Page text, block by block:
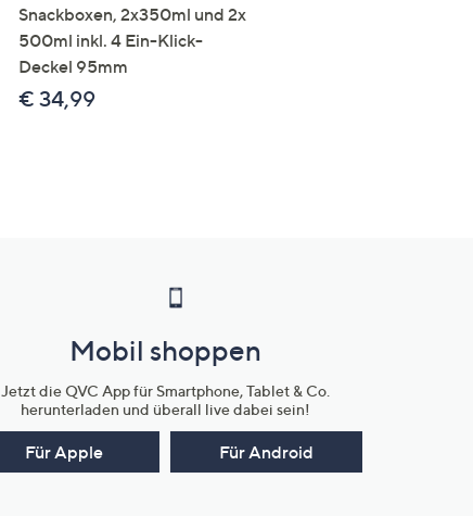
Snackboxen, 2x350ml und 2x
500ml inkl. 4 Ein-Klick-
Deckel 95mm
€ 34,99
Mobil shoppen
Jetzt die QVC App für Smartphone, Tablet & Co.
herunterladen und überall live dabei sein!
Für Apple Für Android